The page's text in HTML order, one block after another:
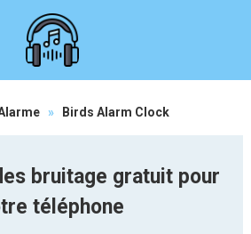
» Birds Alarm Clock
bruitage gratuit pour
téléphone